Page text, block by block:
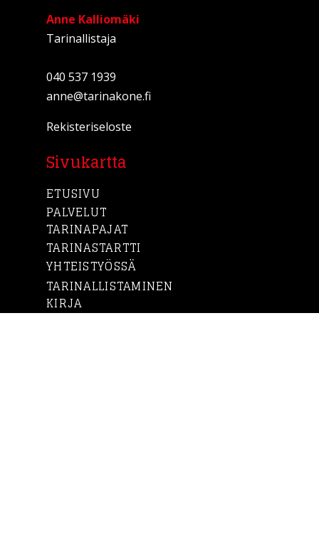
Anne Kalliomäki
Tarinallistaja
040 537 1939
anne@tarinakone.fi
Rekisteriseloste
Sivukartta
ETUSIVU
PALVELUT
TARINAPAJAT
TARINASTARTTI
YHTEISTYÖSSÄ
TARINALLISTAMINEN
KIRJA